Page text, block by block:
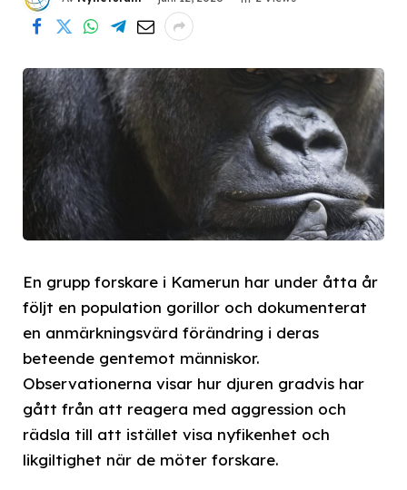
En grupp forskare i Kamerun har under åtta år
följt en population gorillor och dokumenterat
en anmärkningsvärd förändring i deras
beteende gentemot människor.
Observationerna visar hur djuren gradvis har
gått från att reagera med aggression och
rädsla till att istället visa nyfikenhet och
likgiltighet när de möter forskare.